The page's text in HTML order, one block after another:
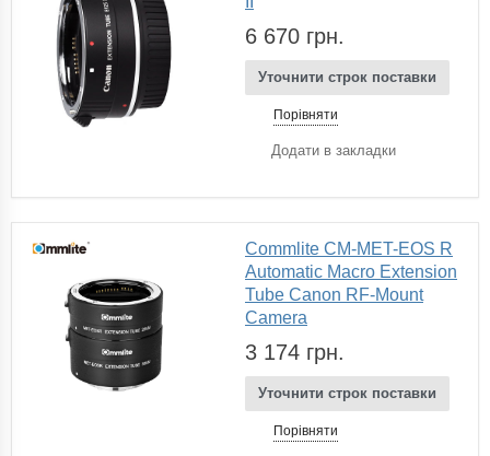
6 670 грн.
Уточнити строк поставки
Порівняти
Додати в закладки
Commlite CM-MET-EOS R
Automatic Macro Extension
Tube Canon RF-Mount
Camera
3 174 грн.
Уточнити строк поставки
Порівняти